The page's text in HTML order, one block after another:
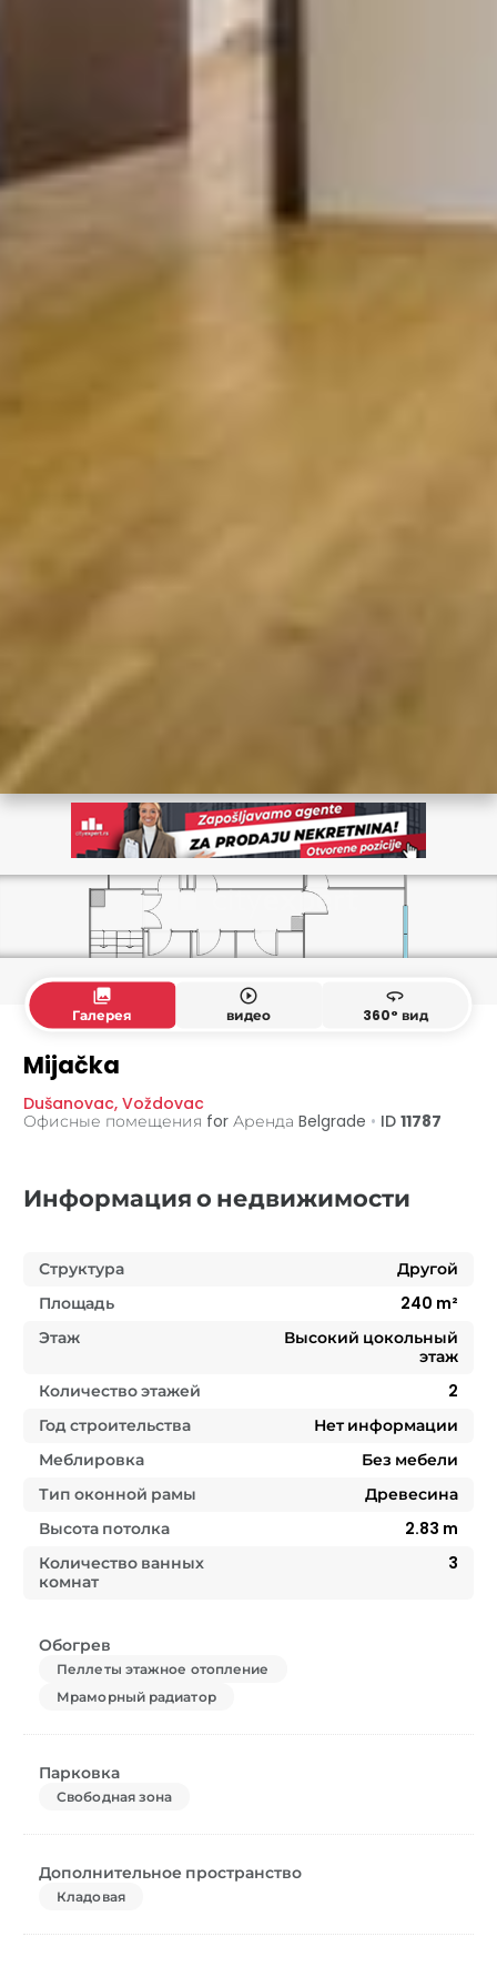
collections
Галерея
play_circle_outline
видео
360
360° вид
Mijačka
Dušanovac, Voždovac
Офисные помещения for Аренда Belgrade • ID 11787
Информация о недвижимости
Структура
Другой
Площадь
240 m²
Этаж
Высокий цокольный
этаж
Количество этажей
2
Год строительства
Нет информации
Меблировка
Без мебели
Тип оконной рамы
Древесина
Высота потолка
2.83 m
Количество ванных
комнат
3
Обогрев
Пеллеты этажное отопление
Мраморный радиатор
Парковка
Свободная зона
Дополнительное пространство
Кладовая